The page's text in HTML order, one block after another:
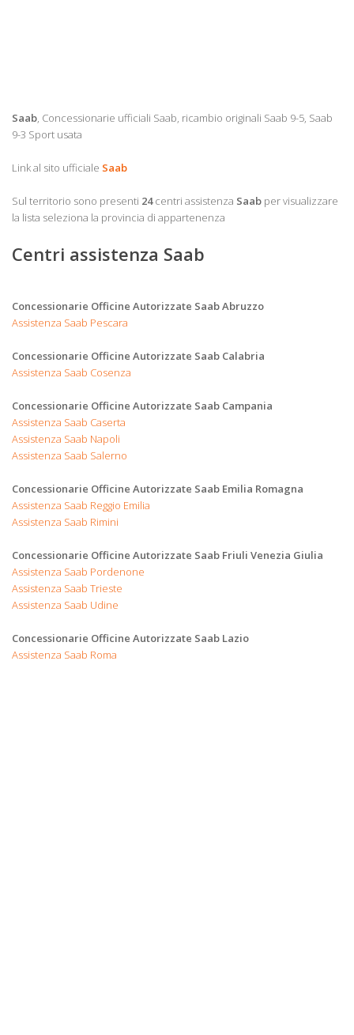
Saab, Concessionarie ufficiali Saab, ricambio originali Saab 9-5, Saab
9-3 Sport usata
Link al sito ufficiale Saab
Sul territorio sono presenti 24centri assistenza Saab per visualizzare
la lista seleziona la provincia di appartenenza
Centri assistenza Saab
Concessionarie Officine Autorizzate Saab Abruzzo
Assistenza Saab Pescara
Concessionarie Officine Autorizzate Saab Calabria
Assistenza Saab Cosenza
Concessionarie Officine Autorizzate Saab Campania
Assistenza Saab Caserta
Assistenza Saab Napoli
Assistenza Saab Salerno
Concessionarie Officine Autorizzate Saab Emilia Romagna
Assistenza Saab Reggio Emilia
Assistenza Saab Rimini
Concessionarie Officine Autorizzate Saab Friuli Venezia Giulia
Assistenza Saab Pordenone
Assistenza Saab Trieste
Assistenza Saab Udine
Concessionarie Officine Autorizzate Saab Lazio
Assistenza Saab Roma